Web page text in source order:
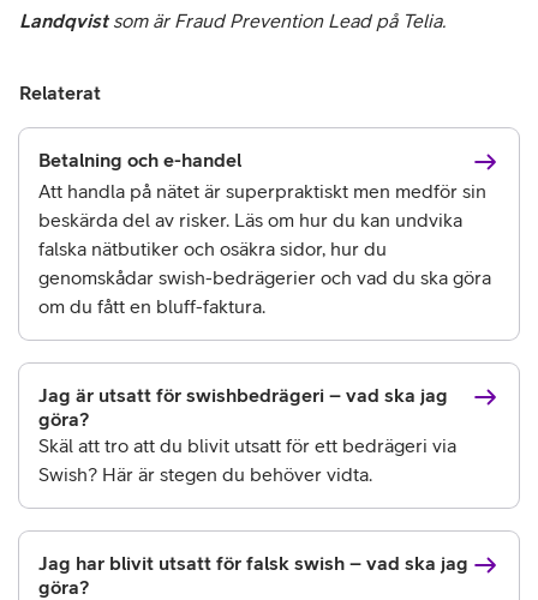
Landqvist som är Fraud Prevention Lead på Telia.
Relaterat
Betalning och e-handel
Att handla på nätet är superpraktiskt men medför sin
beskärda del av risker. Läs om hur du kan undvika
falska nätbutiker och osäkra sidor, hur du
genomskådar swish-bedrägerier och vad du ska göra
om du fått en bluff-faktura.
Jag är utsatt för swishbedrägeri – vad ska jag
göra?
Skäl att tro att du blivit utsatt för ett bedrägeri via
Swish? Här är stegen du behöver vidta.
Jag har blivit utsatt för falsk swish – vad ska jag
göra?